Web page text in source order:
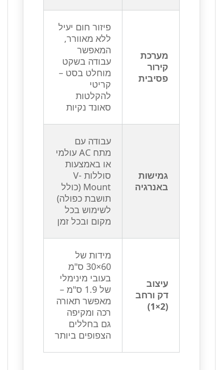
מערכת
קירור
פסיבית
פיזור חום יעיל
ללא מאוורר,
המאפשר
עבודה בשקט
מוחלט בסט –
קריטי
להקלטות
סאונד נקיות
גמישות
באנרגיה
עבודה עם
מתח AC עולמי
או באמצעות
סוללות V-
Mount (כולל
תושבת כפולה)
לשימוש בכל
מקום ובכל זמן
עיצוב
דק ורחב
(2×1)
מידות של
60×30 ס"מ
בעובי מינימלי
של 1.9 ס"מ –
מאפשר תאורה
רכה ומקיפה
גם בחללים
הצפופים ביותר